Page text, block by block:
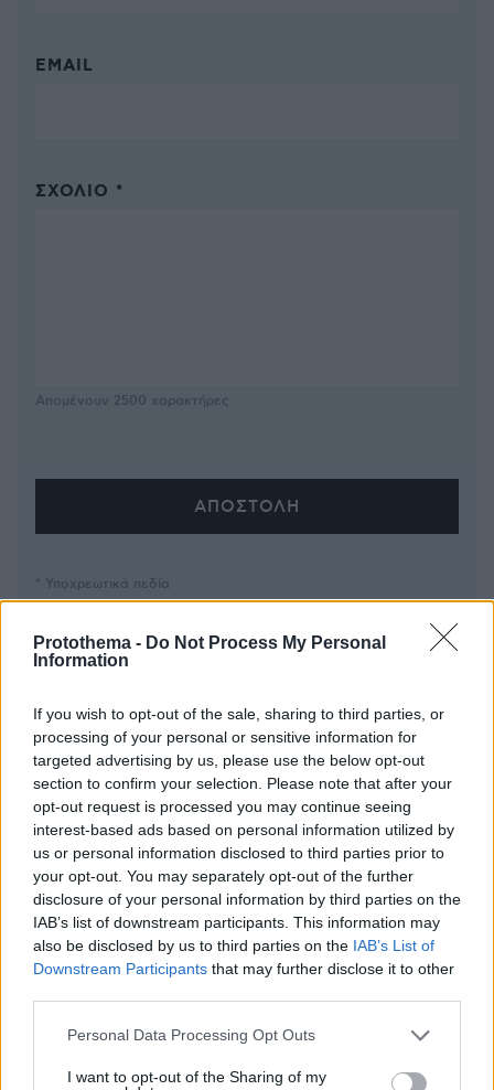
Protothema - Do Not Process My Personal
Information
If you wish to opt-out of the sale, sharing to third parties, or
processing of your personal or sensitive information for
targeted advertising by us, please use the below opt-out
section to confirm your selection. Please note that after your
opt-out request is processed you may continue seeing
interest-based ads based on personal information utilized by
us or personal information disclosed to third parties prior to
your opt-out. You may separately opt-out of the further
disclosure of your personal information by third parties on the
IAB’s list of downstream participants. This information may
also be disclosed by us to third parties on the IAB’s List of
Downstream Participants that may further disclose it to other
Please note that this website/app uses one or more Google
not limited to your visit or usage behaviour. You may click to
Personal Data Processing Opt Outs
I want to opt-out of the Sharing of my
EMAIL
ΣΧΌΛΙΟ *
Απομένουν 2500 χαρακτήρες
* Υποχρεωτικά πεδία
Ειδήσεις Δημοφιλή Σχολιασμένα
Δημοσίευμα-«κόλαφος» της Daily Mail για κρυφές
χρεώσεις από μπαρ κι εστιατόρια στην Κέρκυρα: «Μας
αντιμετωπίζουν σαν πορτοφόλια με πόδια» λένε
τουρίστες
πριν 4 λεπτά
«Εάν γυρνούσα πίσω, δεν θα την έβρισκα ποτέ πια όπως
την κρατώ μέσα μου»: Η Αλεξάνδρεια του ηθοποιού
Πέρη Μιχαηλίδη
πριν 4 λεπτά
Βίντεο: Ανήλικοι έβαλαν φωτιά στο δάσος Άνω
Βριλησσίων και την έσβησαν, τους αναζητά η
Πυροσβεστική
πριν 5 λεπτά